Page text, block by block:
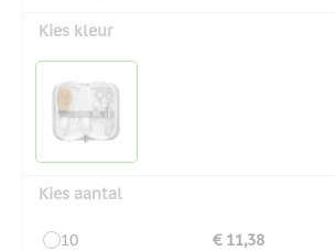
Kies kleur
Kies aantal
10
€ 11,38